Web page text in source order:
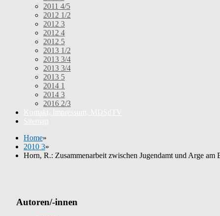
2011 4/5
2012 1/2
2012 3
2012 4
2012 5
2013 1/2
2013 3/4
2013 3/4
2013 5
2014 1
2014 3
2016 2/3
Home»
2010 3»
Horn, R.: Zusammenarbeit zwischen Jugendamt und Arge am
Autoren/-innen